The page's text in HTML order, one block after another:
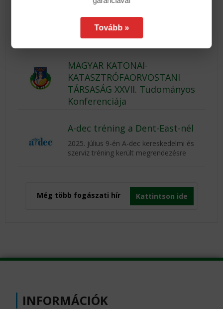
gépeivel, jól szevezett környezetben
többet ad a Fogorvos Partnereinknek és
Pácienseiknek, mint elsőre gondolná.
MAGYAR KATONAI-
KATASZTRÓFAORVOSTANI
TÁRSASÁG XXVII. Tudományos
Konferenciája
A-dec tréning a Dent-East-nél
2025. július 9-én A-dec kereskedelmi és
szerviz tréning került megrendezésre
Még több fogászati hír Kattintson ide
INFORMÁCIÓK
Tovább »